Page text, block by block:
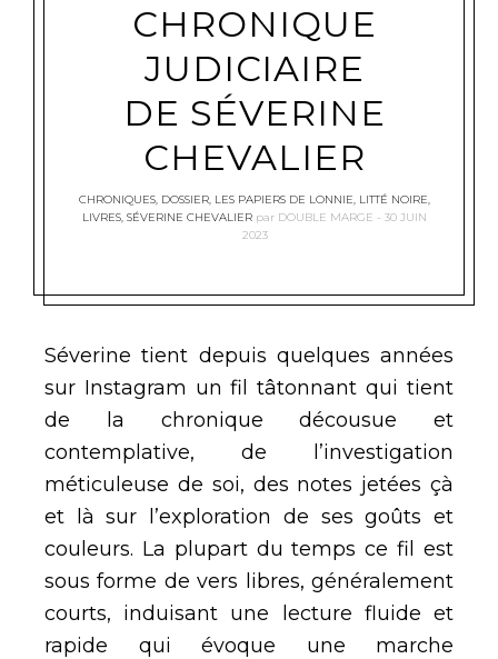
CHRONIQUE
JUDICIAIRE
DE SÉVERINE
CHEVALIER
CHRONIQUES DOSSIER LES PAPIERS DE LONNIE LITTÉ NOIRE
LIVRES SÉVERINE CHEVALIER par DOUBLE MARGE
30 JUIN
2023
Séverine tient depuis quelques années
sur Instagram un fil tâtonnant qui tient
de la chronique décousue et
contemplative, de l’investigation
méticuleuse de soi, des notes jetées çà
et là sur l’exploration de ses goûts et
couleurs. La plupart du temps ce fil est
sous forme de vers libres, généralement
courts, induisant une lecture fluide et
rapide qui évoque une marche